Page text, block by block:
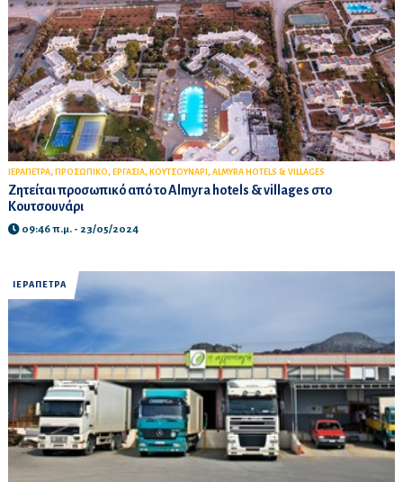
ΙΕΡΑΠΕΤΡΑ, ΠΡΟΣΩΠΙΚΟ, ΕΡΓΑΣΙΑ, ΚΟΥΤΣΟΥΝΑΡΙ , ALMYRA HOTELS & VILLAGES
Ζητείται προσωπικό από το Almyra hotels & villages στο
Κουτσουνάρι
09:46 π.μ. - 23/05/2024
ΙΕΡΑΠΕΤΡΑ